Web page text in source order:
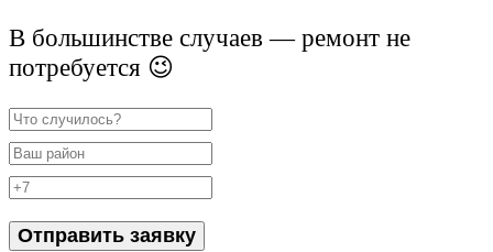
В большинстве случаев — ремонт не
потребуется 😉
Отправить заявку